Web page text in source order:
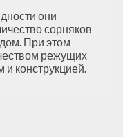
они
сорняков
При этом
режущих
и конструкцией.